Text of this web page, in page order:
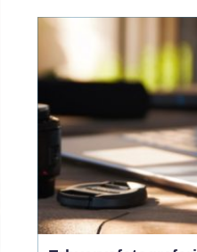
tendenser, møde stærke
kunstneriske stemmer